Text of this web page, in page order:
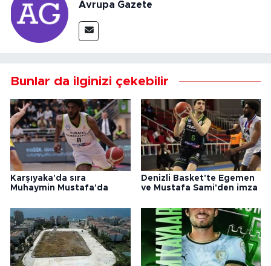
Avrupa Gazete
Bunlar da ilginizi çekebilir
Karşıyaka'da sıra
Muhaymin Mustafa'da
Denizli Basket'te Egemen
ve Mustafa Sami'den imza